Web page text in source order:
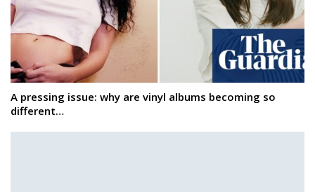
A pressing issue: why are vinyl albums becoming so
different…